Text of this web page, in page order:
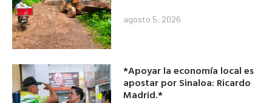
agosto 5, 2026
*Apoyar la economía local es
apostar por Sinaloa: Ricardo
Madrid.*